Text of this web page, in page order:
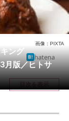
ング
月版／ヒトサ
画像：PIXTA
hatena
目次を表示